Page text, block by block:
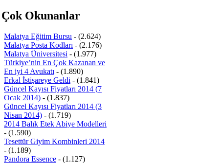
Okunanlar
Malatya Eğitim Bursu - (2.624)
Malatya Posta Kodları - (2.176)
Malatya Üniversitesi - (1.977)
Türkiye’nin En Çok Kazanan ve
En iyi 4 Avukatı - (1.890)
Erkal İstişareye Geldi - (1.841)
Güncel Kayısı Fiyatları 2014 (7
Ocak 2014) - (1.837)
Güncel Kayısı Fiyatları 2014 (3
Nisan 2014) - (1.719)
2014 Balık Etek Abiye Modelleri
- (1.590)
Tesettür Giyim Kombinleri 2014
- (1.189)
Pandora Essence - (1.127)